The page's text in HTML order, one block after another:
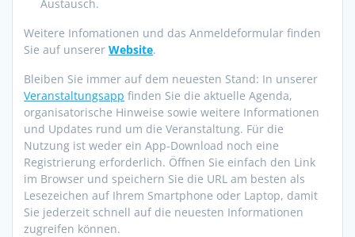
Austausch.
Weitere Infomationen und das Anmeldeformular finden
Sie auf unserer Website.
Bleiben Sie immer auf dem neuesten Stand: In unserer
Veranstaltungsapp finden Sie die aktuelle Agenda,
organisatorische Hinweise sowie weitere Informationen
und Updates rund um die Veranstaltung. Für die
Nutzung ist weder ein App-Download noch eine
Registrierung erforderlich. Öffnen Sie einfach den Link
im Browser und speichern Sie die URL am besten als
Lesezeichen auf Ihrem Smartphone oder Laptop, damit
Sie jederzeit schnell auf die neuesten Informationen
zugreifen können.